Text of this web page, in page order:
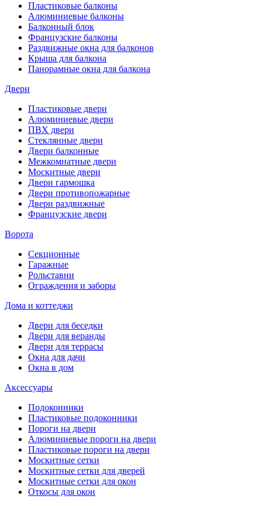
Пластиковые балконы
Алюминиевые балконы
Балконный блок
Французские балконы
Раздвижные окна для балконов
Крыша для балкона
Панорамные окна для балкона
Двери
Пластиковые двери
Алюминиевые двери
ПВХ двери
Стеклянные двери
Двери балконные
Межкомнатные двери
Москитные двери
Двери гармошка
Двери противопожарные
Двери раздвижные
Французские двери
Ворота
Секционные
Гаражные
Рольставни
Ограждения и заборы
Дома и коттеджи
Двери для беседки
Двери для веранды
Двери для террасы
Окна для дачи
Окна в дом
Аксессуары
Подоконники
Пластиковые подоконники
Пороги на двери
Алюминиевые пороги на двери
Пластиковые пороги на двери
Москитные сетки
Москитные сетки для дверей
Москитные сетки для окон
Откосы для окон